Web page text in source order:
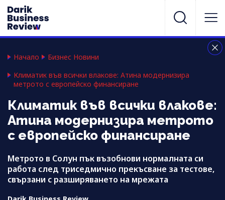
Начало
Бизнес Новини
Климатик във всички влакове: Атина модернизира
метрото с европейско финансиране
Климатик във всички влакове:
Атина модернизира метрото
с европейско финансиране
Метрото в Солун пък възобнови нормалната си
работа след триседмично прекъсване за тестове,
свързани с разширяването на мрежата